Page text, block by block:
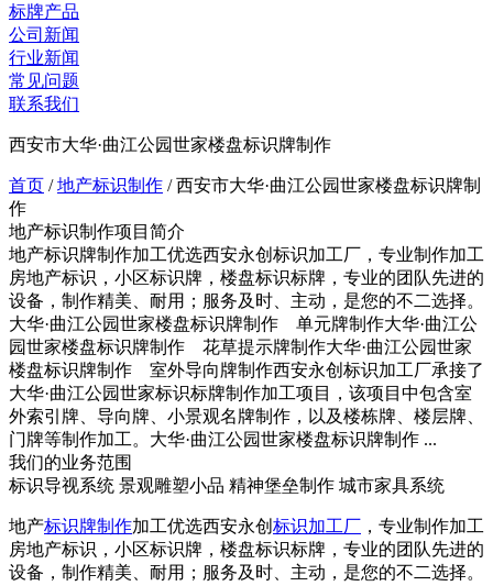
标牌产品
公司新闻
行业新闻
常见问题
联系我们
西安市大华·曲江公园世家楼盘标识牌制作
首页 / 地产标识制作 /西安市大华·曲江公园世家楼盘标识牌制
作
地产标识制作项目简介
地产标识牌制作加工优选西安永创标识加工厂，专业制作加工
房地产标识，小区标识牌，楼盘标识标牌，专业的团队先进的
设备，制作精美、耐用；服务及时、主动，是您的不二选择。
大华·曲江公园世家楼盘标识牌制作 单元牌制作大华·曲江公
园世家楼盘标识牌制作 花草提示牌制作大华·曲江公园世家
楼盘标识牌制作 室外导向牌制作西安永创标识加工厂承接了
大华·曲江公园世家标识标牌制作加工项目，该项目中包含室
外索引牌、导向牌、小景观名牌制作，以及楼栋牌、楼层牌、
门牌等制作加工。大华·曲江公园世家楼盘标识牌制作 ...
我们的业务范围
标识导视系统 景观雕塑小品 精神堡垒制作 城市家具系统
地产标识牌制作加工优选西安永创 标识加工厂 ，专业制作加工
房地产标识，小区标识牌，楼盘标识标牌，专业的团队先进的
设备，制作精美、耐用；服务及时、主动，是您的不二选择。